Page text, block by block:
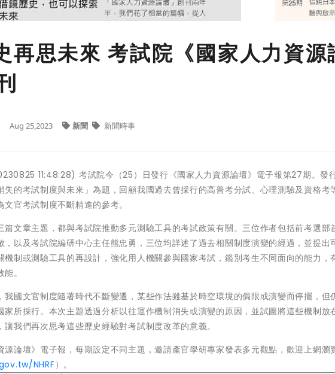
再思未來 考試院《國家人力資源
Aug 25,2023 新聞 新聞時事
11:48:28) 考試院今（25）日發行《國家人力資源論壇》電子報第27期。發
失的考試制度與未來」為題，回顧我國過去曾採行的高普考分試、心理測驗及資格考
官考試制度不斷精進的參考。
篇文章主題，都與考試院推動多元測驗工具的考試政策有關。三位作者包括前考選部
，以及考試院編研中心主任熊忠勇，三位均詳述了過去相關制度演變的經過，並提出
機制或測驗工具的再設計，強化用人機關參與國家考試，鑑別考生不同面向的能力，
。
我國文官制度隨著時代不斷變遷，某些作法雖基於時空環境的侷限或演變而停擺，但
家所採行。本次主題透過分析以往運作機制消失或演變的原因，並試圖將這些機制放
我們再次思考這些歷史經驗對考試制度改革的意義。
源論壇》電子報，每期設定不同主題，邀請產官學研專家發表多元觀點，歡迎上網瀏
NHRF）。